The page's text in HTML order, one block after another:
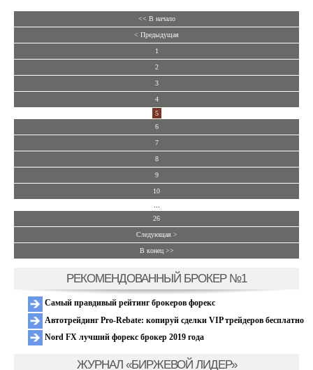
<< В начало
< Предыдущая
1
2
3
4
5
6
7
8
9
10
26
Следующая >
В конец >>
РЕКОМЕНДОВАННЫЙ БРОКЕР №1
Самый правдивый рейтинг брокеров форекс
Автотрейдинг Pro-Rebate: копируй сделки VIP трейдеров бесплатно
Nord FX лучший форекс брокер 2019 года
ЖУРНАЛ «БИРЖЕВОЙ ЛИДЕР»